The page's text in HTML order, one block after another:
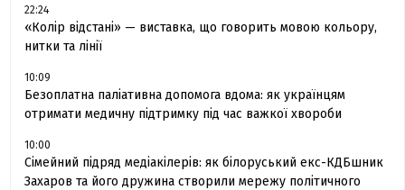
22:24
«Колір відстані» — виставка, що говорить мовою кольору,
нитки та лінії
10:09
Безоплатна паліативна допомога вдома: як українцям
отримати медичну підтримку під час важкої хвороби
10:00
Сімейний підряд медіакілерів: як білоруський екс-КДБшник
Захаров та його дружина створили мережу політичного